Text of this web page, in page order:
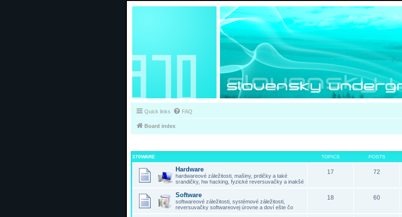
Quick links FAQ
Board index
370WARE TOPICS POSTS
Hardware
hardwareové záležitosti, mašiny, prdičky a také
srandičky, hw hacking, fyzické reversuvačky a inakšé
17 72
Software
softwareové záležitosti, systémové záležitosti,
reversuvačky softwareovej úrovne a doví ešte čo
18 60